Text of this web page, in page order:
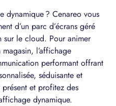
dynamique ? Cenareo vous
d’un parc d’écrans géré
sur le cloud. Pour animer
l’affichage
performant offrant
séduisante et
et profitez des
dynamique.